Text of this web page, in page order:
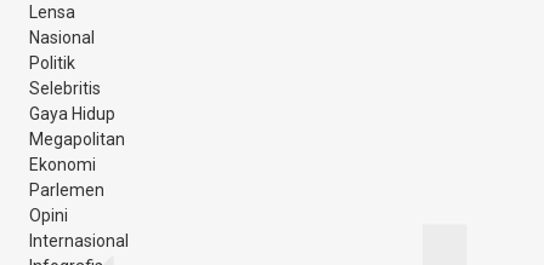
Lensa
Nasional
Politik
Selebritis
Gaya Hidup
Megapolitan
Ekonomi
Parlemen
Opini
Internasional